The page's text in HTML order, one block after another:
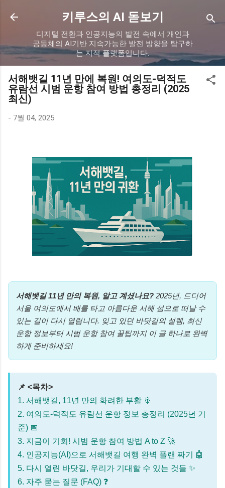
기본 콘텐츠로 건너뛰기
키루스의 AI 돋보기
디지털 전환과 인공지능의 발전 속에서 개인과
공동체의 AI기반 지속가능한 발전 방향을 탐구하
는 지적 플랫폼입니다.
서해뱃길 11년 만에 복원! 여의도-덕적도
유람선 시범 운항 참여 방법 총정리 (2025
최신)
- 7월 04, 2025
서해뱃길 11년 만의 복원, 알고 계셨나요? 2025년, 드디어
서울 여의도에서 배를 타고 아름다운 서해 섬으로 떠날 수
있는 길이 다시 열립니다. 잊고 있던 바닷길의 설렘, 최신
운항 정보부터 시범 운항 참여 꿀팁까지 이 글 하나로 완벽
하게 준비하세요!
📌 <목차>
1. 서해뱃길, 11년 만의 화려한 부활 🚢
2. 여의도-덕적도 유람선 운항 정보 총정리 (2025년 기
준) 📅
3. 지금이 기회! 시범 운항 참여 방법 A to Z 🚀
4. 인공지능(AI)으로 서해뱃길 여행 완벽 플랜 짜기 🤖
5. 다시 열린 바닷길, 우리가 기대할 수 있는 것들 ✨
6. 자주 묻는 질문 (FAQ) ❓